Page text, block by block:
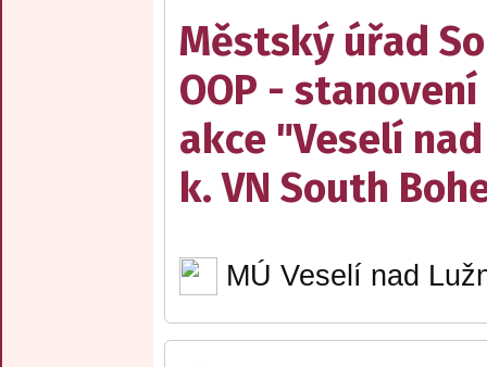
Městský úřad
OOP -
akce "Veselí
k. VN South
MÚ Veselí nad